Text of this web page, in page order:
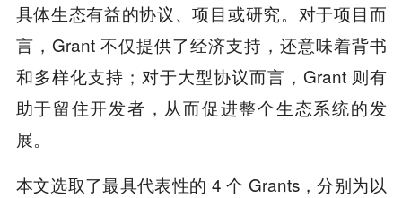
具体生态有益的协议、项目或研究。对于项目而
言，Grant 不仅提供了经济支持，还意味着背书
和多样化支持；对于大型协议而言，Grant 则有
助于留住开发者，从而促进整个生态系统的发
展。
本文选取了最具代表性的 4 个 Grants，分别为以